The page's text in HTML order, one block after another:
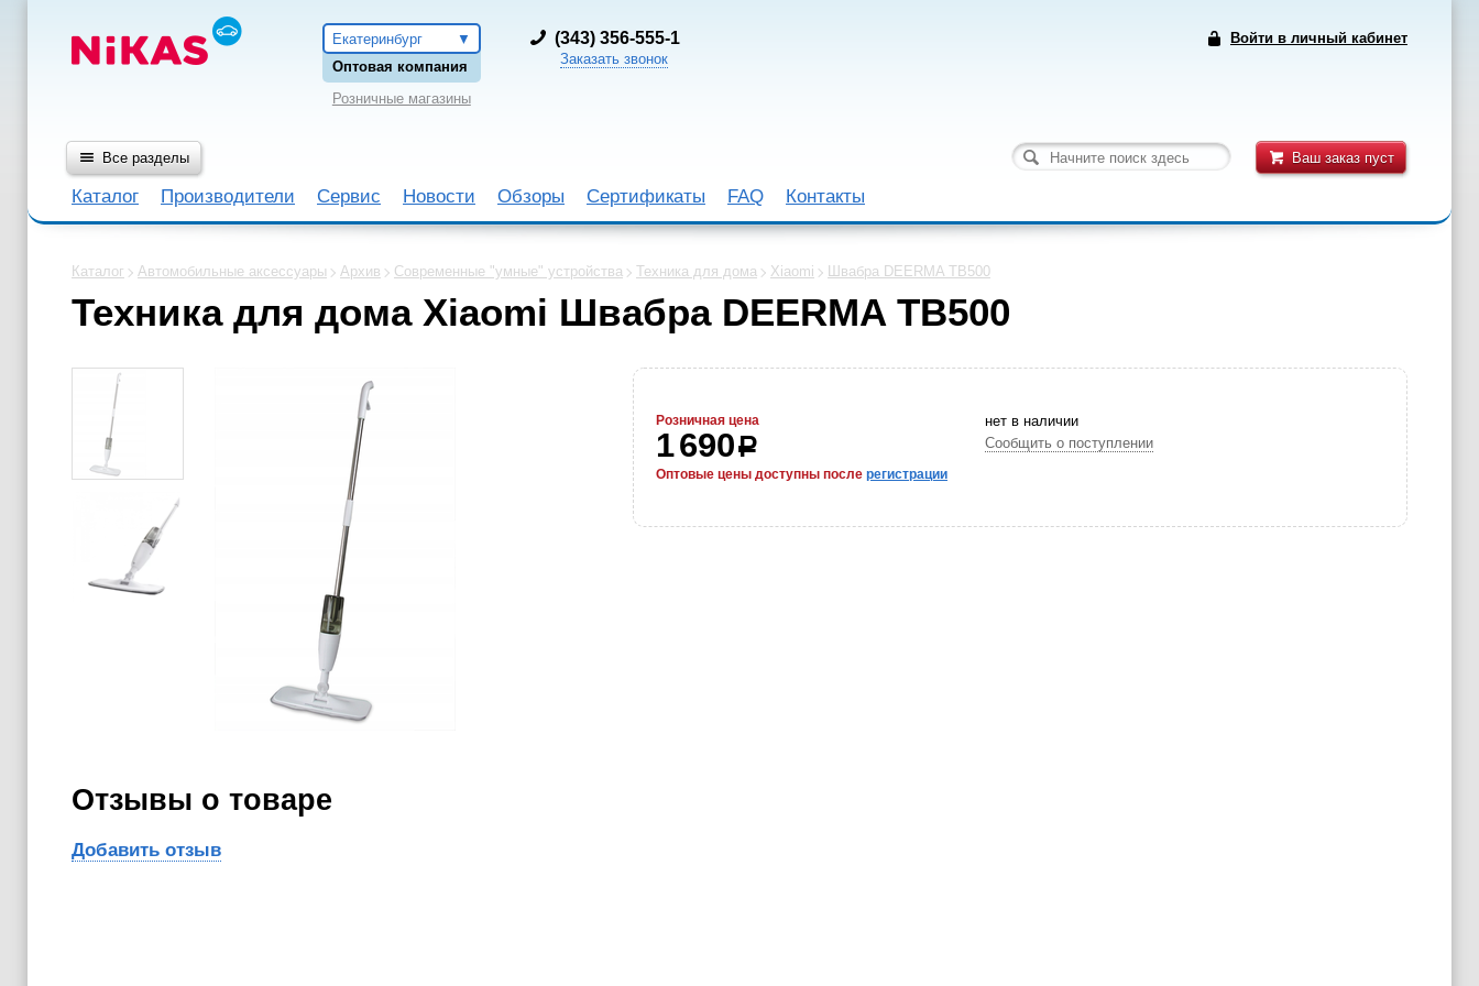
Войти в личный кабинет
Екатеринбург
Оптовая компания
Розничные магазины
(343) 356-555-1
Заказать звонок
Ваш заказ пуст
Все разделы
Каталог Производители Сервис Новости Обзоры Сертификаты FAQ Контакты
Каталог Автомобильные аксессуары Архив Современные "умные" устройства Техника для дома Xiaomi Швабра DEERMA TB500
Техника для дома Xiaomi Швабра DEERMA TB500
Розничная цена
1 690р
Оптовые цены доступны после регистрации
нет в наличии
Сообщить о поступлении
Отзывы о товаре
Добавить отзыв